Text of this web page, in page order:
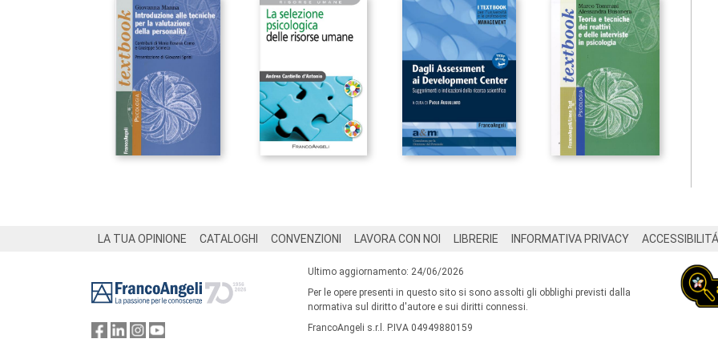
LA TUA OPINIONE CATALOGHI CONVENZIONI LAVORA CON NOI LIBRERIE INFORMATIVA PRIVACY ACCESSIBILITÁ
Ultimo aggiornamento: 24/06/2026
Per le opere presenti in questo sito si sono assolti gli obblighi previsti dalla
normativa sul diritto d'autore e sui diritti connessi.
FrancoAngeli s.r.l. P.IVA 04949880159